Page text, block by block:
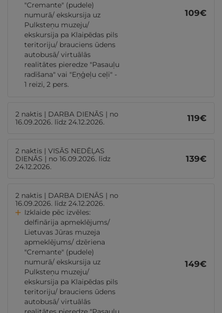
"Cremante" (pudele)
numurā/ ekskursija uz
Pulksteņu muzeju/
ekskursija pa Klaipēdas pils
teritoriju/ brauciens ūdens
autobusā/ virtuālās
realitātes pieredze "Pasauļu
radīšana" vai "Eņģeļu ceļi" -
1 reizi, 2 pers.
109€
2 naktis | DARBA DIENĀS | no
16.09.2026. līdz 24.12.2026.
119€
2 naktis | VISĀS NEDĒĻAS
DIENĀS | no 16.09.2026. līdz
24.12.2026.
139€
2 naktis | DARBA DIENĀS | no
16.09.2026. līdz 24.12.2026.
Izklaide pēc izvēles:
delfinārija apmeklējums/
Lietuvas Jūras muzeja
apmeklējums/ dzēriena
"Cremante" (pudele)
numurā/ ekskursija uz
Pulksteņu muzeju/
ekskursija pa Klaipēdas pils
teritoriju/ brauciens ūdens
autobusā/ virtuālās
149€